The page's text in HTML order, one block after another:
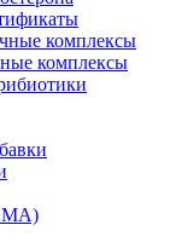
комплексы
комплексы